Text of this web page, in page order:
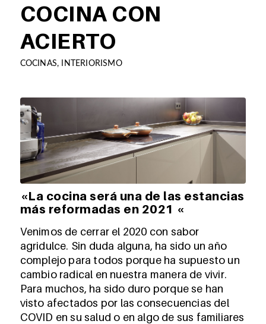
COCINA CON
ACIERTO
COCINAS, INTERIORISMO
«La cocina será una de las estancias
más reformadas en 2021 «
Venimos de cerrar el 2020 con sabor
agridulce. Sin duda alguna, ha sido un año
complejo para todos porque ha supuesto un
cambio radical en nuestra manera de vivir.
Para muchos, ha sido duro porque se han
visto afectados por las consecuencias del
COVID en su salud o en algo de sus familiares